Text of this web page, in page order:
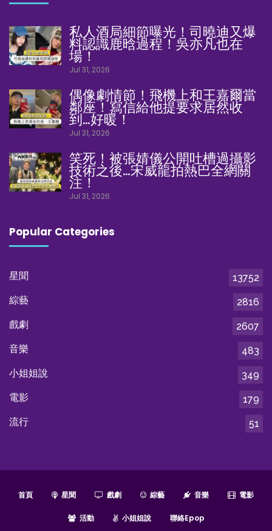
私人酒局細節曝光！司曉迪又爆
料認識鹿晗過程！吳亦凡也在
場！
Jul 31, 2026
偶像劇情節！飛機上和王嘉爾當
鄰座！寫信給他提要求居然收
到…好暖！
Jul 31, 2026
笑死！被張婧儀公開吐槽過攝影
技術之後…宋威龍拍熱巴全網關
注！
Jul 31, 2026
Popular Categories
星聞
13752
綜藝
2816
戲劇
2607
音樂
483
小姐姐說
349
電影
179
流行
51
首頁 星聞 戲劇 綜藝 音樂 電影
活動 小姐姐說 聯絡epop